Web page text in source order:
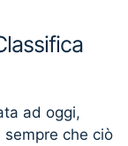
ad oggi,
che ciò